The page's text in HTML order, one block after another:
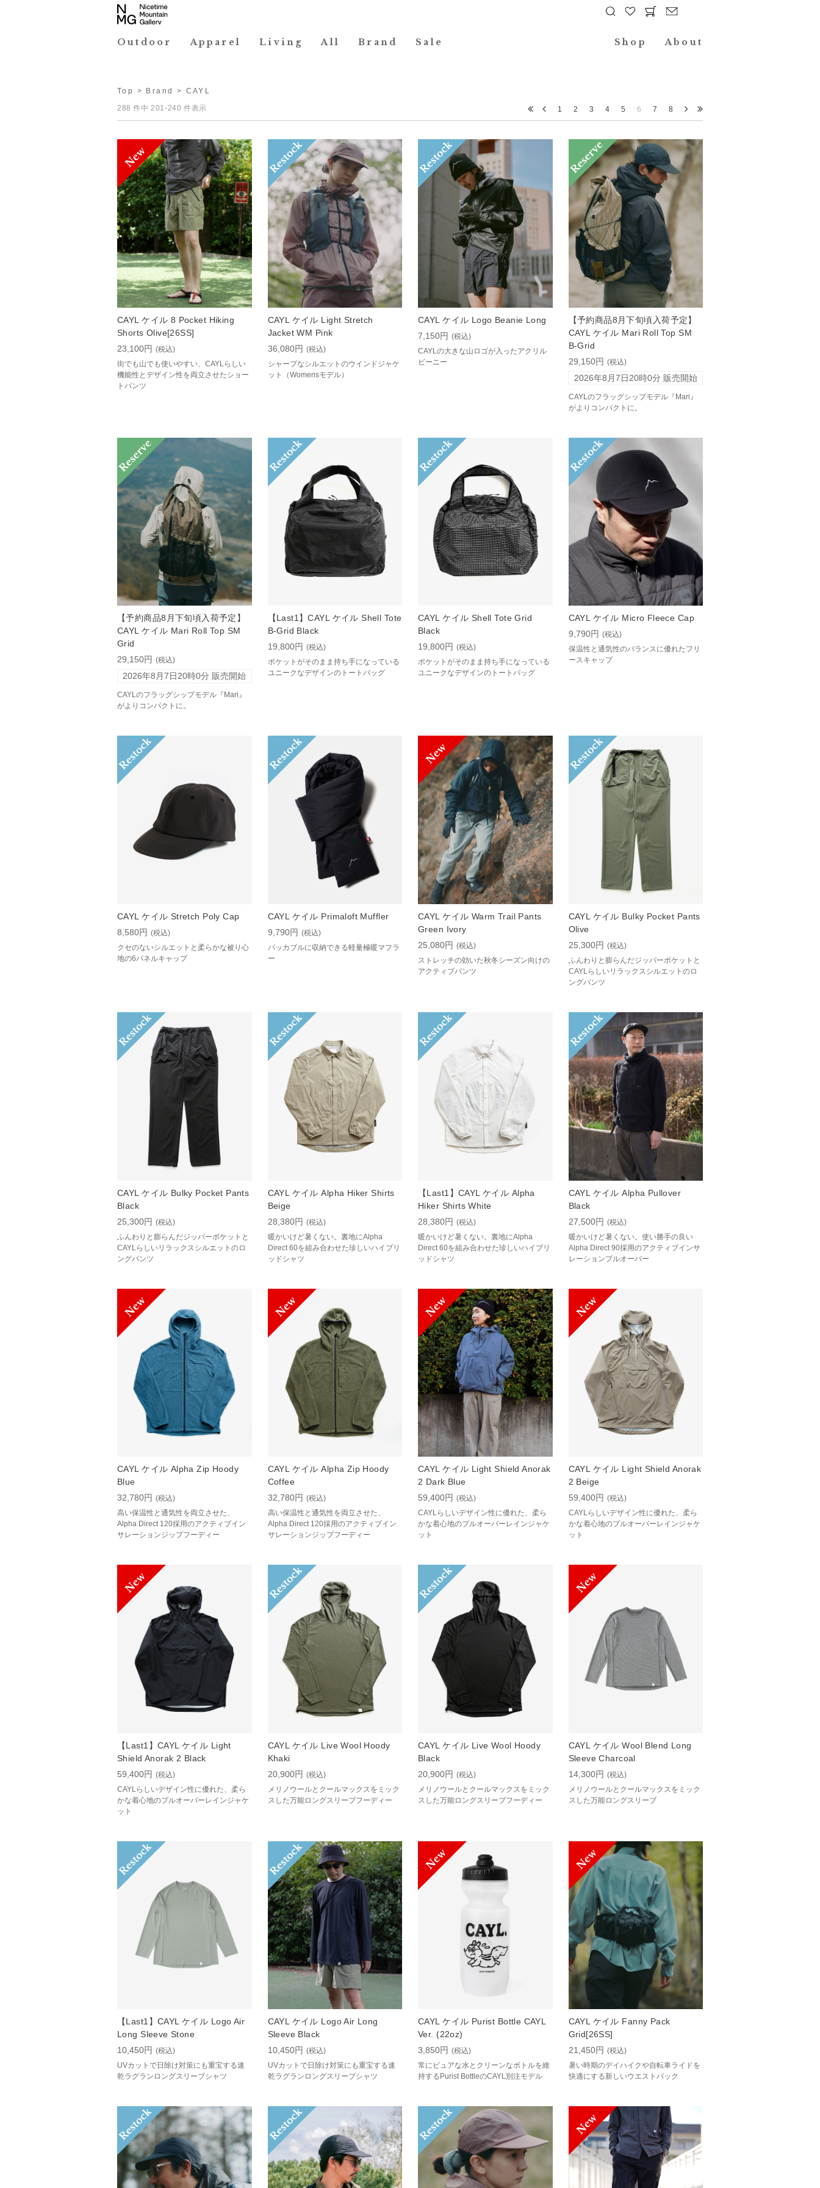
Outdoor Apparel Living All Brand Sale Shop About
Top > Brand
> CAYL
288 件中 201-240 件表示
1 2 3 4 5 6 7 8
CAYL ケイル 8 Pocket Hiking
Shorts Olive[26SS]
23,100円 (税込)
街でも山でも使いやすい、CAYLらしい
機能性とデザイン性を両立させたショー
トパンツ
CAYL ケイル Light Stretch
Jacket WM Pink
36,080円 (税込)
シャープなシルエットのウインドジャケ
ット（Womensモデル）
CAYL ケイル Logo Beanie Long
7,150円 (税込)
CAYLの大きな山ロゴが入ったアクリル
ビーニー
【予約商品8月下旬頃入荷予定】
CAYL ケイル Mari Roll Top SM
B-Grid
29,150円 (税込)
2026年8月7日20時0分 販売開始
CAYLのフラッグシップモデル『Mari』
がよりコンパクトに。
【予約商品8月下旬頃入荷予定】
CAYL ケイル Mari Roll Top SM
Grid
29,150円 (税込)
2026年8月7日20時0分 販売開始
CAYLのフラッグシップモデル『Mari』
がよりコンパクトに。
【Last1】CAYL ケイル Shell Tote
B-Grid Black
19,800円 (税込)
ポケットがそのまま持ち手になっている
ユニークなデザインのトートバッグ
CAYL ケイル Shell Tote Grid
Black
19,800円 (税込)
ポケットがそのまま持ち手になっている
ユニークなデザインのトートバッグ
CAYL ケイル Micro Fleece Cap
9,790円 (税込)
保温性と通気性のバランスに優れたフリ
ースキャップ
CAYL ケイル Stretch Poly Cap
8,580円 (税込)
クセのないシルエットと柔らかな被り心
地の6パネルキャップ
CAYL ケイル Primaloft Muffler
9,790円 (税込)
パッカブルに収納できる軽量極暖マフラ
ー
CAYL ケイル Warm Trail Pants
Green Ivory
25,080円 (税込)
ストレッチの効いた秋冬シーズン向けの
アクティブパンツ
CAYL ケイル Bulky Pocket Pants
Olive
25,300円 (税込)
ふんわりと膨らんだジッパーポケットと
CAYLらしいリラックスシルエットのロ
ングパンツ
CAYL ケイル Bulky Pocket Pants
Black
25,300円 (税込)
ふんわりと膨らんだジッパーポケットと
CAYLらしいリラックスシルエットのロ
ングパンツ
CAYL ケイル Alpha Hiker Shirts
Beige
28,380円 (税込)
暖かいけど暑くない。裏地にAlpha
Direct 60を組み合わせた珍しいハイブリ
ッドシャツ
【Last1】CAYL ケイル Alpha
Hiker Shirts White
28,380円 (税込)
暖かいけど暑くない。裏地にAlpha
Direct 60を組み合わせた珍しいハイブリ
ッドシャツ
CAYL ケイル Alpha Pullover
Black
27,500円 (税込)
暖かいけど暑くない。使い勝手の良い
Alpha Direct 90採用のアクティブインサ
レーションプルオーバー
CAYL ケイル Alpha Zip Hoody
Blue
32,780円 (税込)
高い保温性と通気性を両立させた、
Alpha Direct 120採用のアクティブイン
サレーションジップフーディー
CAYL ケイル Alpha Zip Hoody
Coffee
32,780円 (税込)
高い保温性と通気性を両立させた、
Alpha Direct 120採用のアクティブイン
サレーションジップフーディー
CAYL ケイル Light Shield Anorak
2 Dark Blue
59,400円 (税込)
CAYLらしいデザイン性に優れた、柔ら
かな着心地のプルオーバーレインジャケ
ット
CAYL ケイル Light Shield Anorak
2 Beige
59,400円 (税込)
CAYLらしいデザイン性に優れた、柔ら
かな着心地のプルオーバーレインジャケ
ット
【Last1】CAYL ケイル Light
Shield Anorak 2 Black
59,400円 (税込)
CAYLらしいデザイン性に優れた、柔ら
かな着心地のプルオーバーレインジャケ
ット
CAYL ケイル Live Wool Hoody
Khaki
20,900円 (税込)
メリノウールとクールマックスをミック
スした万能ロングスリーブフーディー
CAYL ケイル Live Wool Hoody
Black
20,900円 (税込)
メリノウールとクールマックスをミック
スした万能ロングスリーブフーディー
CAYL ケイル Wool Blend Long
Sleeve Charcoal
14,300円 (税込)
メリノウールとクールマックスをミック
スした万能ロングスリーブ
【Last1】CAYL ケイル Logo Air
Long Sleeve Stone
10,450円 (税込)
UVカットで日除け対策にも重宝する速
乾ラグランロングスリーブシャツ
CAYL ケイル Logo Air Long
Sleeve Black
10,450円 (税込)
UVカットで日除け対策にも重宝する速
乾ラグランロングスリーブシャツ
CAYL ケイル Purist Bottle CAYL
Ver. (22oz)
3,850円 (税込)
常にピュアな水とクリーンなボトルを維
持するPurist BottleのCAYL別注モデル
CAYL ケイル Fanny Pack
Grid[26SS]
21,450円 (税込)
暑い時期のデイハイクや自転車ライドを
快適にする新しいウエストパック